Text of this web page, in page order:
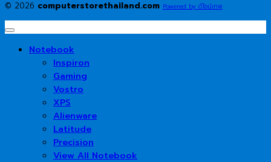
© 2026 computerstorethailand.com Powered by ดีไซน์เทพ
Notebook
Inspiron
Gaming
Vostro
XPS
Alienware
Latitude
Precision
View All Notebook